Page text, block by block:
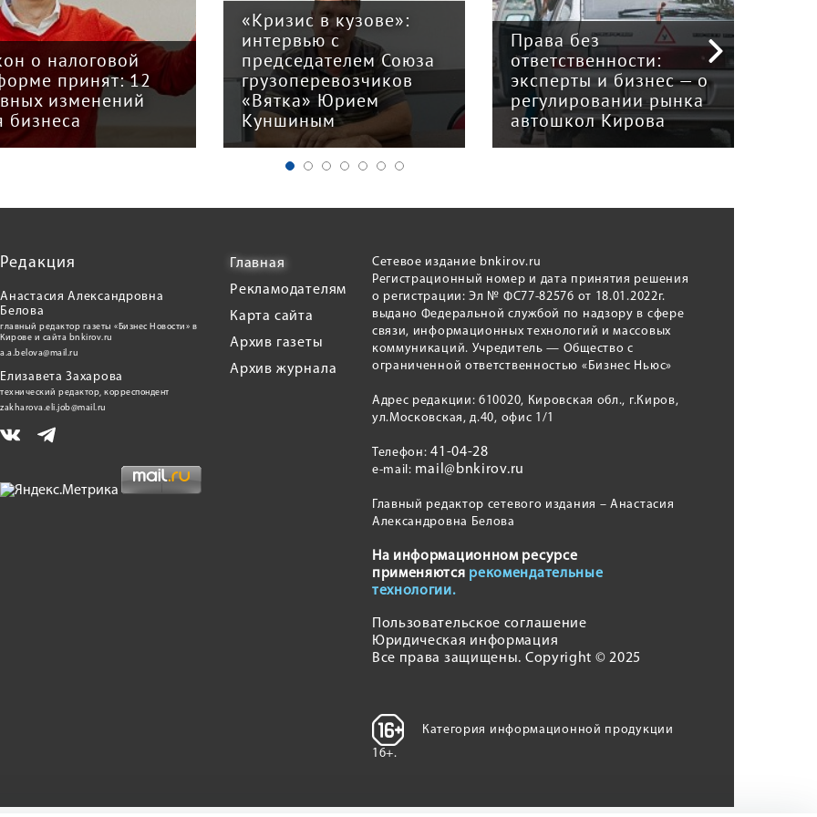
о налоговой
принят: 12
изменений
бизнеса
«Кризис в кузове»:
интервью с
председателем Союза
грузоперевозчиков
«Вятка» Юрием
Куншиным
Права без
ответственности:
эксперты и бизнес — о
регулировании рынка
автошкол Кирова
Редакция
Анастасия Александровна
Белова
главный редактор газеты «Бизнес Новости» в
Кирове и сайта bnkirov.ru
a.a.belova@mail.ru
Елизавета Захарова
технический редактор, корреспондент
zakharova.eli.job@mail.ru
Главная
Рекламодателям
Карта сайта
Архив газеты
Архив журнала
Сетевое издание bnkirov.ru
Регистрационный номер и дата принятия решения
о регистрации: Эл № ФС77-82576 от 18.01.2022г.
выдано Федеральной службой по надзору в сфере
связи, информационных технологий и массовых
коммуникаций. Учредитель — Общество с
ограниченной ответственностью «Бизнес Ньюс»
Адрес редакции: 610020, Кировская обл., г.Киров,
ул.Московская, д.40, офис 1/1
Телефон:41-04-28
e-mail: mail@bnkirov.ru
Главный редактор сетевого издания – Анастасия
Александровна Белова
На информационном ресурсе
применяются рекомендательные
технологии.
Пользовательское соглашение
Юридическая информация
Все права защищены. Copyright © 2025
Категория информационной продукции
16+.